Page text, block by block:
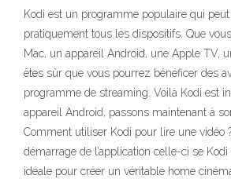
Kodi est un programme populaire qui
pratiquement tous les dispositifs. Que
Mac, un appareil Android, une Apple TV,
êtes sûr que vous pourrez bénéficer des
programme de streaming. Voilà Kodi est
appareil Android, passons maintenant à
Comment utiliser Kodi pour lire une vidéo
démarrage de l’application celle-ci se Kodi
idéale pour créer un véritable home